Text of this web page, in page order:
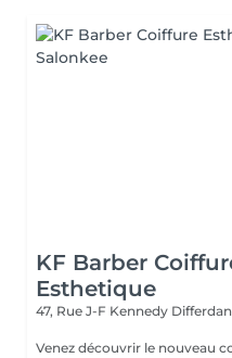
KF Barber
Esthetique
47, Rue J-F Kennedy
Venez découvrir le nouveau